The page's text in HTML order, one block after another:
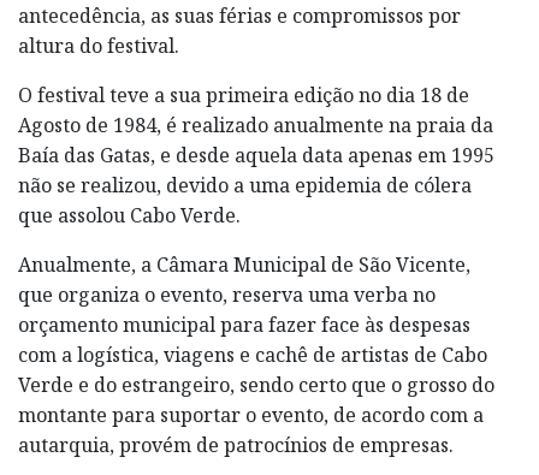
antecedência, as suas férias e compromissos por
altura do festival.
O festival teve a sua primeira edição no dia 18 de
Agosto de 1984, é realizado anualmente na praia da
Baía das Gatas, e desde aquela data apenas em 1995
não se realizou, devido a uma epidemia de cólera
que assolou Cabo Verde.
Anualmente, a Câmara Municipal de São Vicente,
que organiza o evento, reserva uma verba no
orçamento municipal para fazer face às despesas
com a logística, viagens e cachê de artistas de Cabo
Verde e do estrangeiro, sendo certo que o grosso do
montante para suportar o evento, de acordo com a
autarquia, provém de patrocínios de empresas.